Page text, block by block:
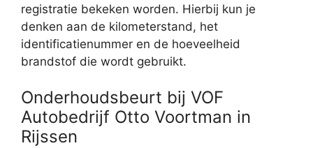
registratie bekeken worden. Hierbij kun je
denken aan de kilometerstand, het
identificatienummer en de hoeveelheid
brandstof die wordt gebruikt.
Onderhoudsbeurt bij VOF
Autobedrijf Otto Voortman in
Rijssen